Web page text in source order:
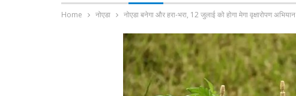
Home नोएडा नोएडा बनेगा और हरा-भरा, 12 जुलाई को होगा मेगा वृक्षारोपण अभियान